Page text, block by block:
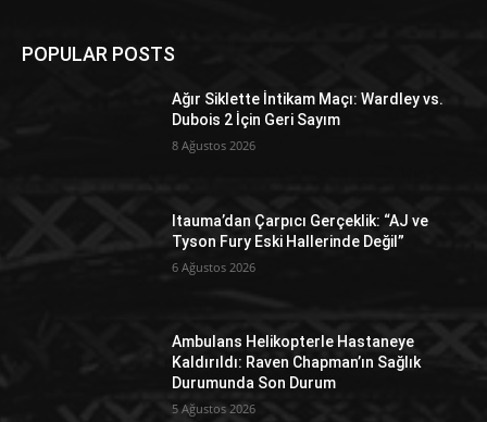
POPULAR POSTS
Ağır Siklette İntikam Maçı: Wardley vs.
Dubois 2 İçin Geri Sayım
8 Ağustos 2026
Itauma’dan Çarpıcı Gerçeklik: “AJ ve
Tyson Fury Eski Hallerinde Değil”
6 Ağustos 2026
Ambulans Helikopterle Hastaneye
Kaldırıldı: Raven Chapman’ın Sağlık
Durumunda Son Durum
5 Ağustos 2026